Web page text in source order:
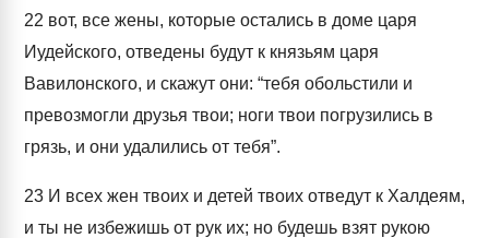
22 вот, все жены, которые остались в доме царя
Иудейского, отведены будут к князьям царя
Вавилонского, и скажут они: “тебя обольстили и
превозмогли друзья твои; ноги твои погрузились в
грязь, и они удалились от тебя”.
23 И всех жен твоих и детей твоих отведут к Халдеям,
и ты не избежишь от рук их; но будешь взят рукою